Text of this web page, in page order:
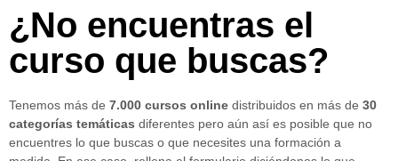
¿No encuentras el
curso que buscas?
Tenemos más de 7.000 cursos online distribuidos en más de 30
categorías temáticas diferentes pero aún así es posible que no
encuentres lo que buscas o que necesites una formación a